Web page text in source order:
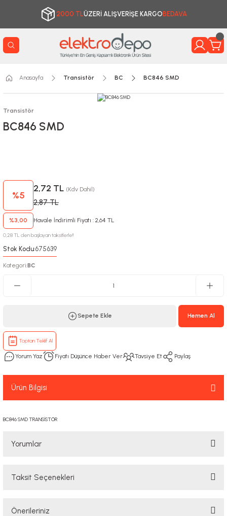
2000 TLÜZERİ ALIŞVERİŞE KARGO BEDAVA
Anasayfa Transistör BC BC846 SMD
Transistör
BC846 SMD
%5
2,72 TL (Kdv Dahil)
2,87 TL
%3,00 Havale İndirimli Fiyatı : 2,64 TL
0,28 TL den başlayan taksitlerle!!
Stok Kodu:675639
Kategori:BC
Sepete Ekle Hemen Al
Toptan Teklif Al
Yorum Yaz Fiyatı Düşünce Haber Ver Tavsiye Et Paylaş
Ürün Bilgisi
BC846 SMD TRANSİSTÖR
Yorumlar
Taksit Seçenekleri
Önerileriniz